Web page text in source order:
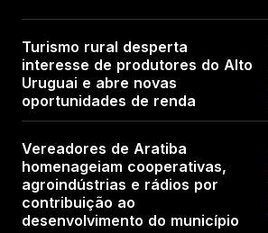
Turismo rural desperta
interesse de produtores do Alto
Uruguai e abre novas
oportunidades de renda
Vereadores de Aratiba
homenageiam cooperativas,
agroindústrias e rádios por
contribuição ao
desenvolvimento do município